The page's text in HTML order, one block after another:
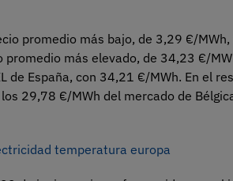
promedio más bajo, de 3,29 €/
más elevado, de 34,23 €/
de España, con 34,21 €/MWh. En el
29,78 €/MWh del mercado de